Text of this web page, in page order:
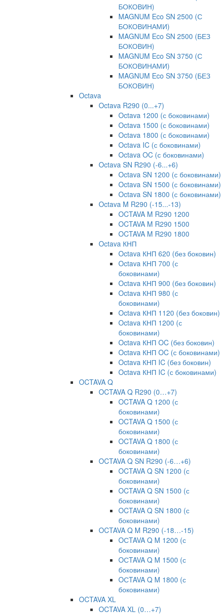
БОКОВИН)
MAGNUM Eco SN 2500 (С
БОКОВИНАМИ)
MAGNUM Eco SN 2500 (БЕЗ
БОКОВИН)
MAGNUM Eco SN 3750 (С
БОКОВИНАМИ)
MAGNUM Eco SN 3750 (БЕЗ
БОКОВИН)
Octava
Octava R290 (0...+7)
Octava 1200 (с боковинами)
Octava 1500 (с боковинами)
Octava 1800 (с боковинами)
Octava IC (с боковинами)
Octava OC (с боковинами)
Octava SN R290 (-6...+6)
Octava SN 1200 (с боковинами)
Octava SN 1500 (с боковинами)
Octava SN 1800 (с боковинами)
Octava M R290 (-15...-13)
OCTAVA M R290 1200
OCTAVA M R290 1500
OCTAVA M R290 1800
Octava КНП
Octava КНП 620 (без боковин)
Octava КНП 700 (с
боковинами)
Octava КНП 900 (без боковин)
Octava КНП 980 (с
боковинами)
Octava КНП 1120 (без боковин)
Octava КНП 1200 (с
боковинами)
Octava КНП OC (без боковин)
Octava КНП OC (с боковинами)
Octava КНП IC (без боковин)
Octava КНП IC (с боковинами)
OCTAVA Q
OCTAVA Q R290 (0…+7)
OCTAVA Q 1200 (с
боковинами)
OCTAVA Q 1500 (с
боковинами)
OCTAVA Q 1800 (с
боковинами)
OCTAVA Q SN R290 (-6…+6)
OCTAVA Q SN 1200 (с
боковинами)
OCTAVA Q SN 1500 (с
боковинами)
OCTAVA Q SN 1800 (с
боковинами)
OCTAVA Q M R290 (-18…-15)
OСTAVA Q M 1200 (с
боковинами)
OСTAVA Q M 1500 (с
боковинами)
OСTAVA Q M 1800 (с
боковинами)
OCTAVA XL
OCTAVA XL (0…+7)